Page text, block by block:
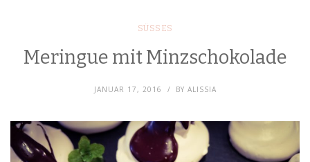
SÜSSES
Meringue mit Minzschokolade
JANUAR 17, 2016 BY ALISSIA